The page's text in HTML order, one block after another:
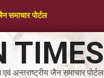
समाचार पोर्टल
TIMES
अन्तराष्ट्रीय जैन समाचार पोर्टल